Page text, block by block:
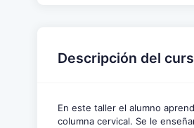
Descripción del
En este taller el alumno
columna cervical. Se le